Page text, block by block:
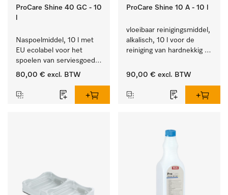
ProCare Shine 40 GC - 10
Naspoelmiddel, 10 l met
EU ecolabel voor het
spoelen van serviesgoed,
bestek en glazen.
80,00 € excl. BTW
ProCare Shine 10 A - 10 l
vloeibaar reinigingsmiddel,
alkalisch, 10 l voor de
reiniging van hardnekkig
bestek en glazen.
90,00 € excl. BTW